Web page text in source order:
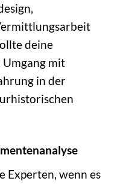
deine
mit
in der
Experten, wenn es